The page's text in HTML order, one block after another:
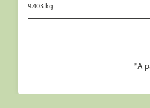
9.403 kg
*A